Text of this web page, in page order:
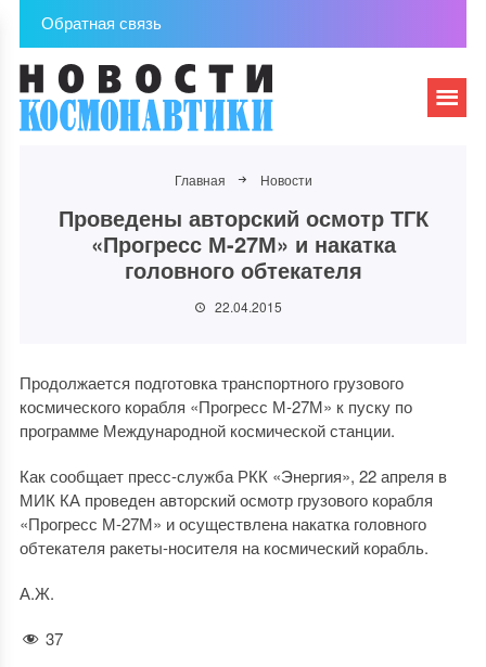
Обратная связь
Главная Новости
Проведены авторский осмотр ТГК
«Прогресс М-27М» и накатка
головного обтекателя
22.04.2015
Продолжается подготовка транспортного грузового
космического корабля «Прогресс М-27М» к пуску по
программе Международной космической станции.
Как сообщает пресс-служба РКК «Энергия», 22 апреля в
МИК КА проведен авторский осмотр грузового корабля
«Прогресс М-27М» и осуществлена накатка головного
обтекателя ракеты-носителя на космический корабль.
А.Ж.
37